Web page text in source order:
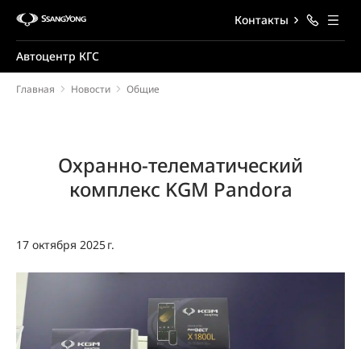
Автоцентр КГС
Контакты
Главная Новости Общие
Охранно-телематический
комплекс KGM Pandora
17 октября 2025 г.